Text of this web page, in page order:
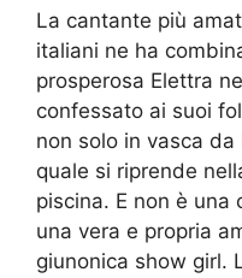
La cantante più
italiani ne ha
prosperosa Elettra
confessato ai suoi
non solo in vasca
quale si riprende
piscina. E non è una
una vera e propria
giunonica show girl.